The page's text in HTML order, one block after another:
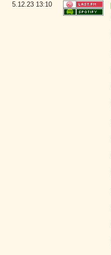
5.12.23 13:10